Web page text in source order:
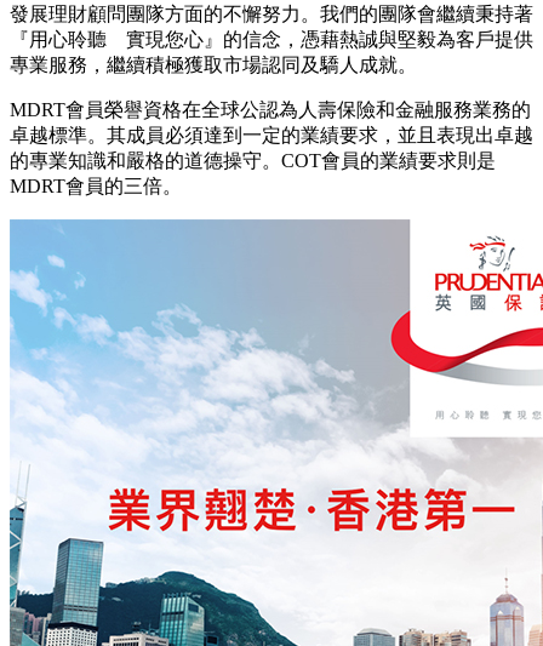
發展理財顧問團隊方面的不懈努力。我們的團隊會繼續秉持著
『用心聆聽 實現您心』的信念，憑藉熱誠與堅毅為客戶提供
專業服務，繼續積極獲取市場認同及驕人成就。
MDRT會員榮譽資格在全球公認為人壽保險和金融服務業務的
卓越標準。其成員必須達到一定的業績要求，並且表現出卓越
的專業知識和嚴格的道德操守。COT會員的業績要求則是
MDRT會員的三倍。